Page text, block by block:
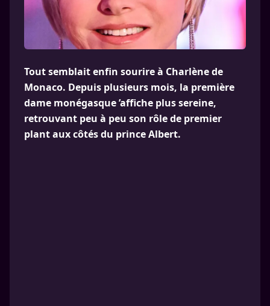
Tout semblait enfin sourire à Charlène de
Monaco. Depuis plusieurs mois, la première
dame monégasque ’affiche plus sereine,
retrouvant peu à peu son rôle de premier
plant aux côtés du prince Albert.